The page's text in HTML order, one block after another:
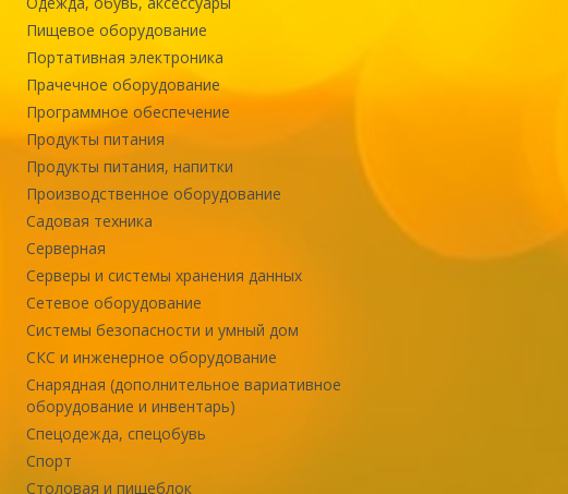
Пищевое оборудование
Портативная электроника
Прачечное оборудование
Программное обеспечение
Продукты питания
Продукты питания, напитки
Производственное оборудование
Садовая техника
Серверная
Серверы и системы хранения данных
Сетевое оборудование
Системы безопасности и умный дом
СКС и инженерное оборудование
Снарядная (дополнительное вариативное
оборудование и инвентарь)
Спецодежда, спецобувь
Спорт
Столовая и пищеблок